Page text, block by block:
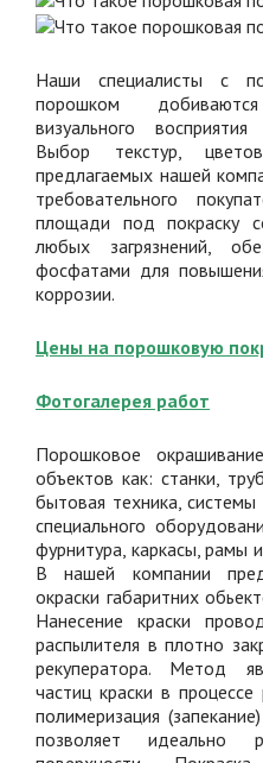
Наши специалисты с
порошком
визуального
Выбор текстур,
предлагаемых нашей
требовательного
площади под покраску
любых загрязнений,
фосфатами для
коррозии.
Цены на порошковую
Фотогалерея работ
Порошковое
объектов как: станки,
бытовая техника,
специального
фурнитура, каркасы, рамы
В нашей компании
окраски габаритних
Нанесение краски
распылителя в плотно
рекуператора. Метод
частиц краски в
полимеризация
позволяет идеально